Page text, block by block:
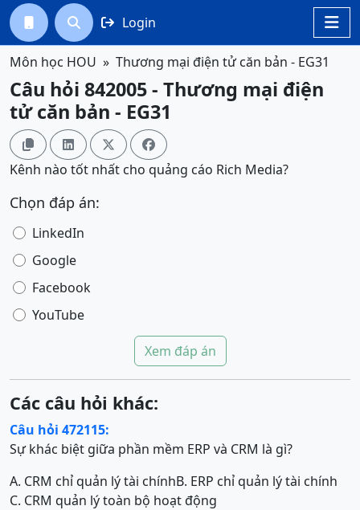

  Login
Môn học HOU Thương mại điện tử căn bản - EG31
Câu hỏi 842005 - Thương mại điện
tử căn bản - EG31
   
Kênh nào tốt nhất cho quảng cáo Rich Media?
Chọn đáp án:
LinkedIn
Google
Facebook
YouTube
Xem đáp án
Các câu hỏi khác:
Câu hỏi 472115:
Sự khác biệt giữa phần mềm ERP và CRM là gì?
A. CRM chỉ quản lý tài chínhB. ERP chỉ quản lý tài chính
C. CRM quản lý toàn bộ hoạt động